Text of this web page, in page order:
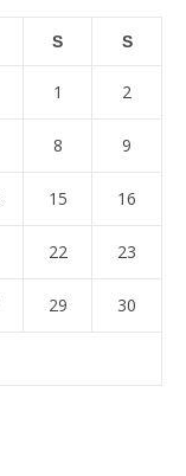
S S
1 2
8 9
15 16
22 23
29 30